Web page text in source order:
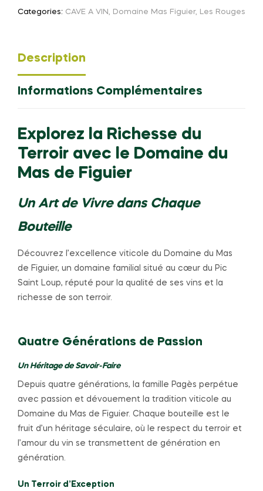
Categories: CAVE A VIN Domaine Mas Figuier, Les Rouges
Description
Informations Complémentaires
Explorez la Richesse du
Terroir avec le Domaine du
Mas de Figuier
Un Art de Vivre dans Chaque
Bouteille
Découvrez l’excellence viticole du Domaine du Mas
de Figuier, un domaine familial situé au cœur du Pic
Saint Loup, réputé pour la qualité de ses vins et la
richesse de son terroir.
Quatre Générations de Passion
Un Héritage de Savoir-Faire
Depuis quatre générations, la famille Pagès perpétue
avec passion et dévouement la tradition viticole au
Domaine du Mas de Figuier. Chaque bouteille est le
fruit d’un héritage séculaire, où le respect du terroir et
l’amour du vin se transmettent de génération en
génération.
Un Terroir d’Exception